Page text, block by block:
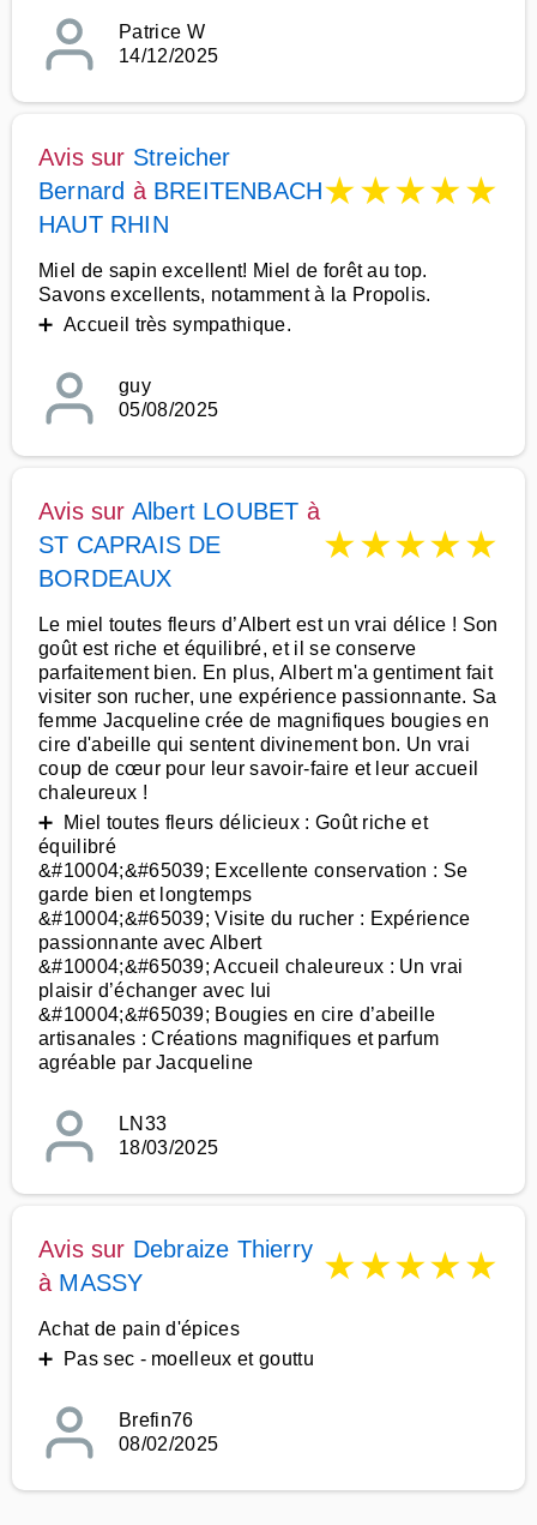
Patrice W
14/12/2025
Avis sur Streicher
Bernard à BREITENBACH
HAUT RHIN
★★★★★
Miel de sapin excellent! Miel de forêt au top.
Savons excellents, notamment à la Propolis.
➕ Accueil très sympathique.
guy
05/08/2025
Avis sur Albert LOUBET à
ST CAPRAIS DE
BORDEAUX
★★★★★
Le miel toutes fleurs d’Albert est un vrai délice ! Son
goût est riche et équilibré, et il se conserve
parfaitement bien. En plus, Albert m'a gentiment fait
visiter son rucher, une expérience passionnante. Sa
femme Jacqueline crée de magnifiques bougies en
cire d'abeille qui sentent divinement bon. Un vrai
coup de cœur pour leur savoir-faire et leur accueil
chaleureux !
➕ Miel toutes fleurs délicieux : Goût riche et
équilibré
&#10004;&#65039; Excellente conservation : Se
garde bien et longtemps
&#10004;&#65039; Visite du rucher : Expérience
passionnante avec Albert
&#10004;&#65039; Accueil chaleureux : Un vrai
plaisir d’échanger avec lui
&#10004;&#65039; Bougies en cire d’abeille
artisanales : Créations magnifiques et parfum
agréable par Jacqueline
LN33
18/03/2025
Avis sur Debraize Thierry
à MASSY ★★★★★
Achat de pain d'épices
➕ Pas sec - moelleux et gouttu
Brefin76
08/02/2025